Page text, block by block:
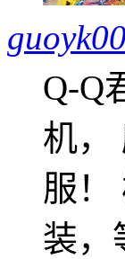
guoyk00
Q-Q
机，
服！
装，